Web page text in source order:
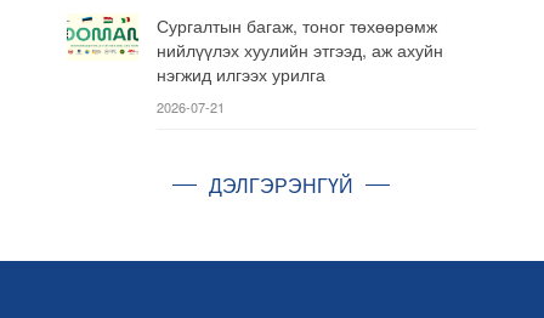
Сургалтын багаж, тоног төхөөрөмж
нийлүүлэх хуулийн этгээд, аж ахуйн
нэгжид илгээх урилга
2026-07-21
ДЭЛГЭРЭНГҮЙ